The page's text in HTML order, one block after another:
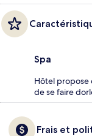
Spa
Hôtel propose
de se faire
Frais et